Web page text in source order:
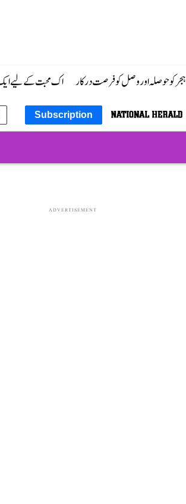
ہجر کو حوصلہ اور وصل کو فرصت درکار اک محبت کے لیے
Subscription
ADVERTISEMENT